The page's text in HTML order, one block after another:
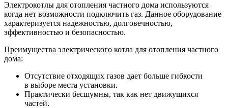
Электрокотлы для отопления частного дома используются
когда нет возможности подключить газ. Данное оборудование
характеризуется надежностью, долговечностью,
эффективностью и безопасностью.
Преимущества электрического котла для отопления частного
дома:
Отсутствие отходящих газов дает больше гибкости
в выборе места установки.
Практически бесшумны, так как нет движущихся
частей.